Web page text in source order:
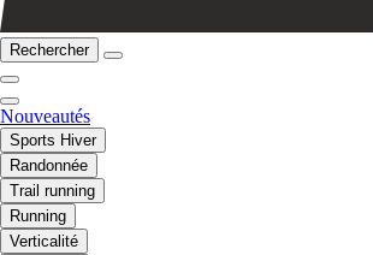
Rechercher
Nouveautés
Sports Hiver
Randonnée
Trail running
Running
Verticalité